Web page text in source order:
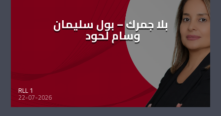
بلا جمرك – بول سليمان
وسام لحود
RLL 1
22-07-2026